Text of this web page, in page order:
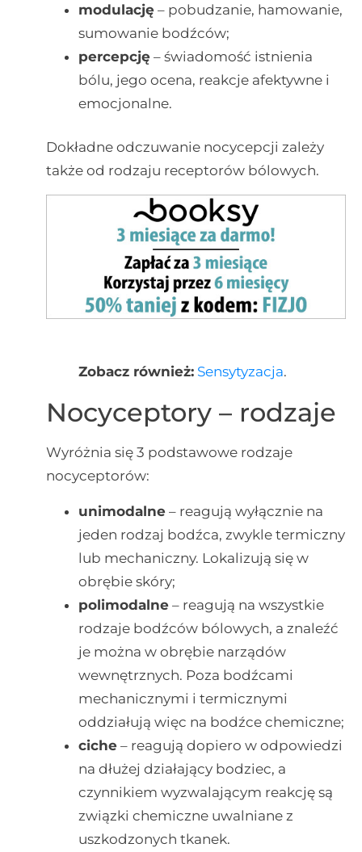
modulację– pobudzanie, hamowanie,
sumowanie bodźców;
percepcję– świadomość istnienia
bólu, jego ocena, reakcje afektywne i
emocjonalne.
Dokładne odczuwanie nocycepcji zależy
także od rodzaju receptorów bólowych.
Zobacz również: Sensytyzacja.
Nocyceptory – rodzaje
Wyróżnia się 3 podstawowe rodzaje
nocyceptorów:
unimodalne– reagują wyłącznie na
jeden rodzaj bodźca, zwykle termiczny
lub mechaniczny. Lokalizują się w
obrębie skóry;
polimodalne– reagują na wszystkie
rodzaje bodźców bólowych, a znaleźć
je można w obrębie narządów
wewnętrznych. Poza bodźcami
mechanicznymi i termicznymi
oddziałują więc na bodźce chemiczne;
ciche– reagują dopiero w odpowiedzi
na dłużej działający bodziec, a
czynnikiem wyzwalającym reakcję są
związki chemiczne uwalniane z
uszkodzonych tkanek.